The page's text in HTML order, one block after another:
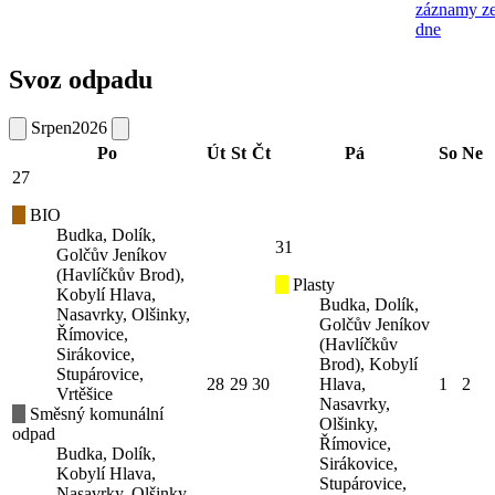
záznamy
dne
Svoz odpadu
Srpen2026
Po
Út St Čt Pá So Ne
27
BIO
Budka, Dolík,
Golčův Jeníkov
(Havlíčkův Brod),
Kobylí Hlava,
Nasavrky, Olšinky,
Římovice,
Sirákovice,
Stupárovice,
Vrtěšice
Směsný komunální
odpad
Budka, Dolík,
Kobylí Hlava,
28 29 30
31
Plasty
Budka, Dolík,
Golčův Jeníkov
(Havlíčkův
Brod), Kobylí
Hlava,
Nasavrky,
Olšinky,
Římovice,
Sirákovice,
Stupárovice,
1 2